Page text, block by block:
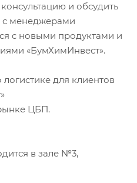
и обсудить
с менеджерами
с новыми продуктами и
«БумХимИнвест».
для клиентов
ЦБП.
в зале №3,